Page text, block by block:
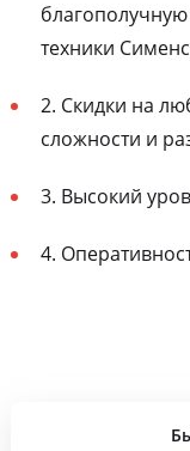
техники
2. Скидки на
сложности и
3. Высокий
4.